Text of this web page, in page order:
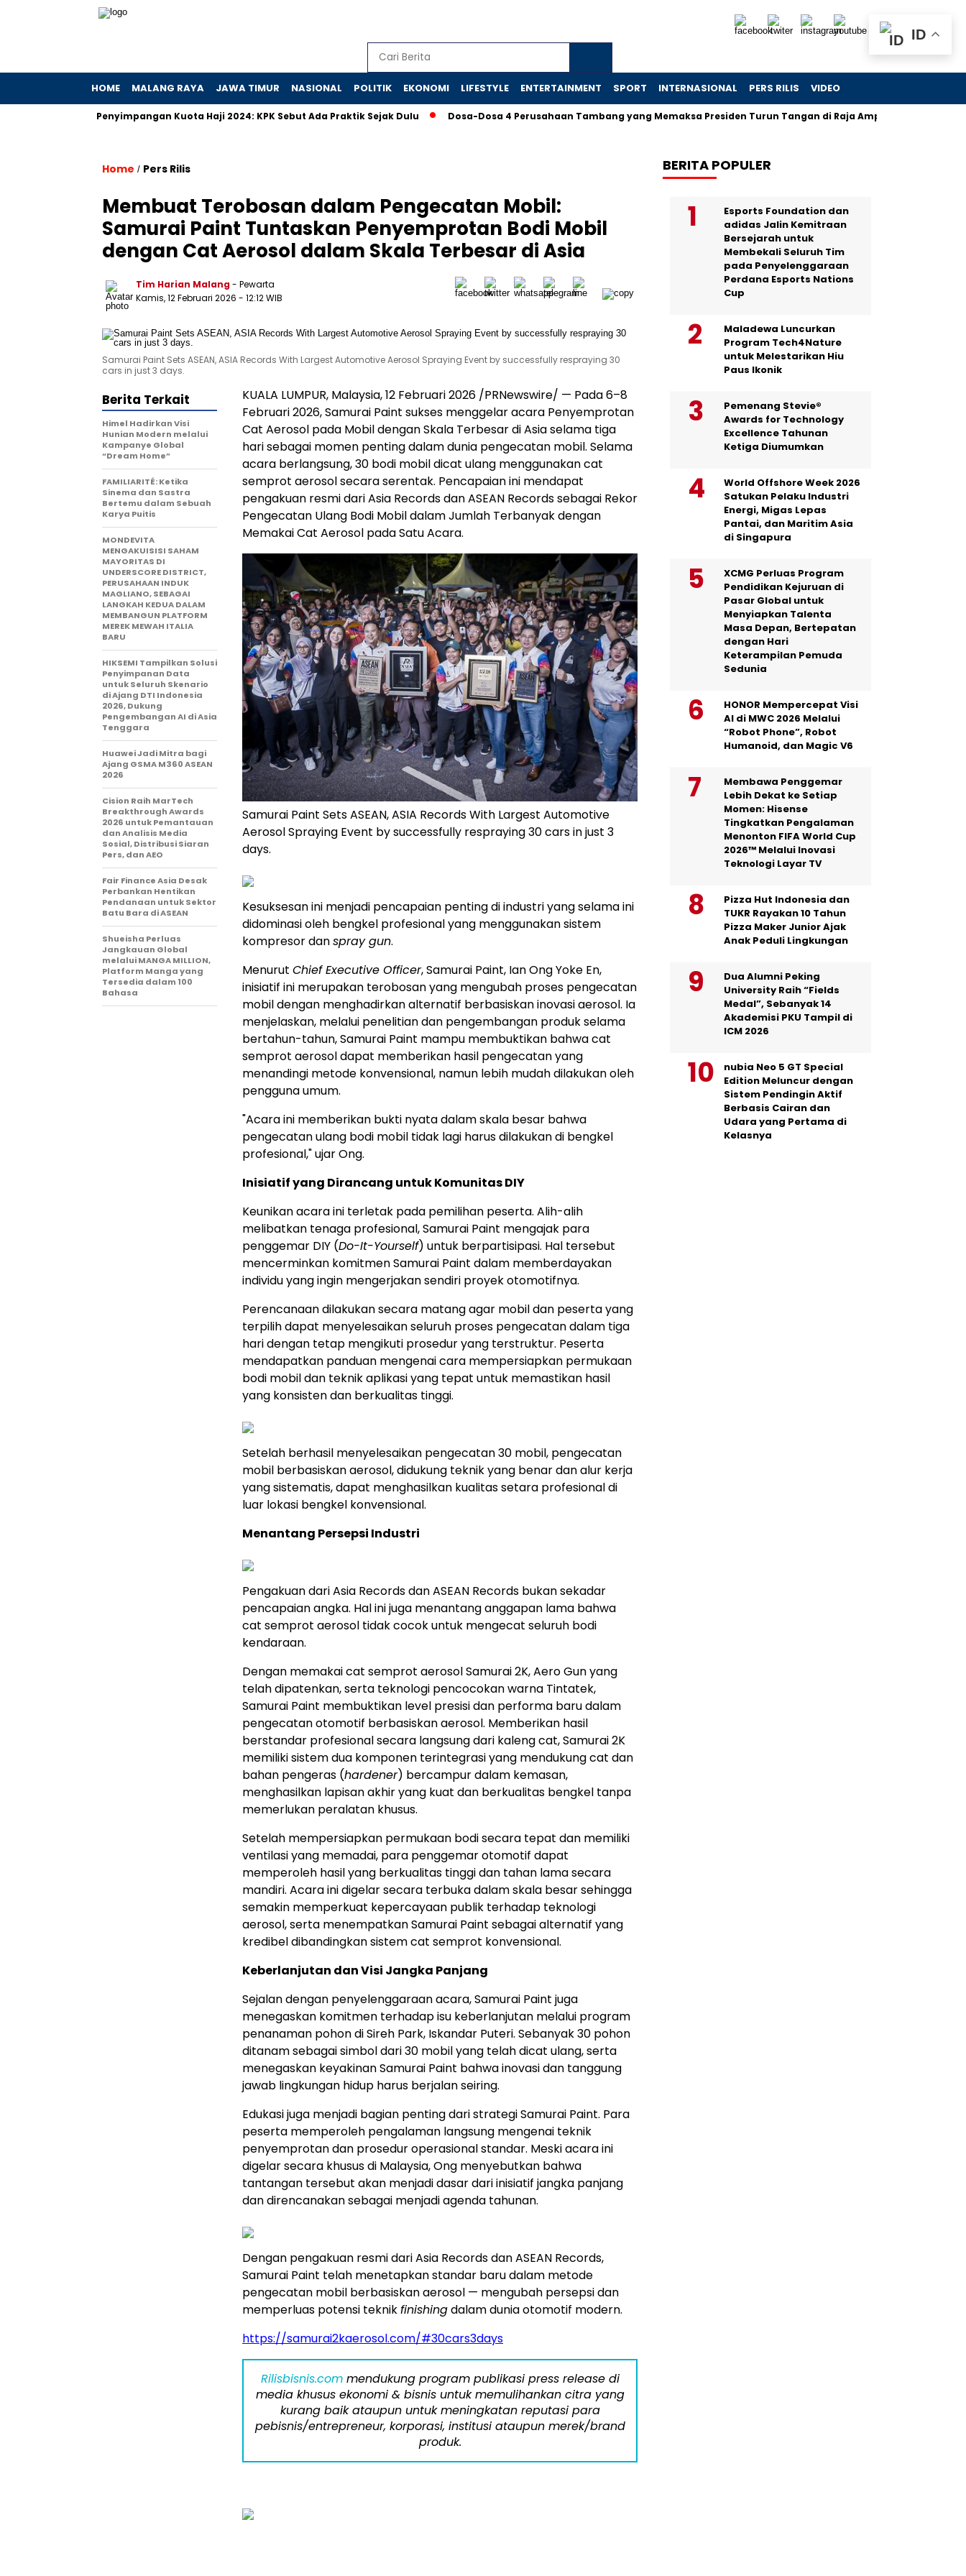
HOME MALANG RAYA JAWA TIMUR NASIONAL POLITIK EKONOMI LIFESTYLE ENTERTAINMENT SPORT INTERNASIONAL PERS RILIS VIDEO
Penyimpangan Kuota Haji 2024: KPK Sebut Ada Praktik Sejak Dulu Dosa-Dosa 4 Perusahaan Tambang yang Memaksa Presiden Turun Tangan di Raja Ampat
Home / Pers Rilis
Membuat Terobosan dalam Pengecatan Mobil:
Samurai Paint Tuntaskan Penyemprotan Bodi Mobil
dengan Cat Aerosol dalam Skala Terbesar di Asia
Tim Harian Malang- Pewarta
Kamis, 12 Februari 2026 - 12:12 WIB
Samurai Paint Sets ASEAN, ASIA Records With Largest Automotive Aerosol Spraying Event by successfully respraying 30
cars in just 3 days.
KUALA LUMPUR, Malaysia, 12 Februari 2026 /PRNewswire/ — Pada 6–8
Februari 2026, Samurai Paint sukses menggelar acara Penyemprotan
Cat Aerosol pada Mobil dengan Skala Terbesar di Asia selama tiga
hari sebagai momen penting dalam dunia pengecatan mobil. Selama
acara berlangsung, 30 bodi mobil dicat ulang menggunakan cat
semprot aerosol secara serentak. Pencapaian ini mendapat
pengakuan resmi dari Asia Records dan ASEAN Records sebagai Rekor
Pengecatan Ulang Bodi Mobil dalam Jumlah Terbanyak dengan
Memakai Cat Aerosol pada Satu Acara.
Samurai Paint Sets ASEAN, ASIA Records With Largest Automotive
Aerosol Spraying Event by successfully respraying 30 cars in just 3
days.
Kesuksesan ini menjadi pencapaian penting di industri yang selama ini
didominasi oleh bengkel profesional yang menggunakan sistem
kompresor danspray gun.
Menurut Chief Executive Officer, Samurai Paint, Ian Ong Yoke En,
inisiatif ini merupakan terobosan yang mengubah proses pengecatan
mobil dengan menghadirkan alternatif berbasiskan inovasi aerosol. Ia
menjelaskan, melalui penelitian dan pengembangan produk selama
bertahun-tahun, Samurai Paint mampu membuktikan bahwa cat
semprot aerosol dapat memberikan hasil pengecatan yang
menandingi metode konvensional, namun lebih mudah dilakukan oleh
pengguna umum.
"Acara ini memberikan bukti nyata dalam skala besar bahwa
pengecatan ulang bodi mobil tidak lagi harus dilakukan di bengkel
profesional," ujar Ong.
Inisiatif yang Dirancang untuk Komunitas DIY
Keunikan acara ini terletak pada pemilihan peserta. Alih-alih
melibatkan tenaga profesional, Samurai Paint mengajak para
penggemar DIY (Do-It-Yourself) untuk berpartisipasi. Hal tersebut
mencerminkan komitmen Samurai Paint dalam memberdayakan
individu yang ingin mengerjakan sendiri proyek otomotifnya.
Perencanaan dilakukan secara matang agar mobil dan peserta yang
terpilih dapat menyelesaikan seluruh proses pengecatan dalam tiga
hari dengan tetap mengikuti prosedur yang terstruktur. Peserta
mendapatkan panduan mengenai cara mempersiapkan permukaan
bodi mobil dan teknik aplikasi yang tepat untuk memastikan hasil
yang konsisten dan berkualitas tinggi.
Setelah berhasil menyelesaikan pengecatan 30 mobil, pengecatan
mobil berbasiskan aerosol, didukung teknik yang benar dan alur kerja
yang sistematis, dapat menghasilkan kualitas setara profesional di
luar lokasi bengkel konvensional.
Menantang Persepsi Industri
Pengakuan dari Asia Records dan ASEAN Records bukan sekadar
pencapaian angka. Hal ini juga menantang anggapan lama bahwa
cat semprot aerosol tidak cocok untuk mengecat seluruh bodi
kendaraan.
Dengan memakai cat semprot aerosol Samurai 2K, Aero Gun yang
telah dipatenkan, serta teknologi pencocokan warna Tintatek,
Samurai Paint membuktikan level presisi dan performa baru dalam
pengecatan otomotif berbasiskan aerosol. Memberikan hasil
berstandar profesional secara langsung dari kaleng cat, Samurai 2K
memiliki sistem dua komponen terintegrasi yang mendukung cat dan
bahan pengeras (hardener) bercampur dalam kemasan,
menghasilkan lapisan akhir yang kuat dan berkualitas bengkel tanpa
memerlukan peralatan khusus.
Setelah mempersiapkan permukaan bodi secara tepat dan memiliki
ventilasi yang memadai, para penggemar otomotif dapat
memperoleh hasil yang berkualitas tinggi dan tahan lama secara
mandiri. Acara ini digelar secara terbuka dalam skala besar sehingga
semakin memperkuat kepercayaan publik terhadap teknologi
aerosol, serta menempatkan Samurai Paint sebagai alternatif yang
kredibel dibandingkan sistem cat semprot konvensional.
Keberlanjutan dan Visi Jangka Panjang
Sejalan dengan penyelenggaraan acara, Samurai Paint juga
menegaskan komitmen terhadap isu keberlanjutan melalui program
penanaman pohon di Sireh Park, Iskandar Puteri. Sebanyak 30 pohon
ditanam sebagai simbol dari 30 mobil yang telah dicat ulang, serta
menegaskan keyakinan Samurai Paint bahwa inovasi dan tanggung
jawab lingkungan hidup harus berjalan seiring.
Edukasi juga menjadi bagian penting dari strategi Samurai Paint. Para
peserta memperoleh pengalaman langsung mengenai teknik
penyemprotan dan prosedur operasional standar. Meski acara ini
digelar secara khusus di Malaysia, Ong menyebutkan bahwa
tantangan tersebut akan menjadi dasar dari inisiatif jangka panjang
dan direncanakan sebagai menjadi agenda tahunan.
Dengan pengakuan resmi dari Asia Records dan ASEAN Records,
Samurai Paint telah menetapkan standar baru dalam metode
pengecatan mobil berbasiskan aerosol — mengubah persepsi dan
memperluas potensi teknikfinishingdalam dunia otomotif modern.
https://samurai2kaerosol.com/#30cars3days
Rilisbisnis.commendukung program publikasi press release di
media khusus ekonomi & bisnis untuk memulihankan citra yang
kurang baik ataupun untuk meningkatan reputasi para
pebisnis/entrepreneur, korporasi, institusi ataupun merek/brand
produk.
Berita Terkait
Himel Hadirkan Visi
Hunian Modern melalui
Kampanye Global
“Dream Home”
FAMILIARITÉ: Ketika
Sinema dan Sastra
Bertemu dalam Sebuah
Karya Puitis
MONDEVITA
MENGAKUISISI SAHAM
MAYORITAS DI
UNDERSCORE DISTRICT,
PERUSAHAAN INDUK
MAGLIANO, SEBAGAI
LANGKAH KEDUA DALAM
MEMBANGUN PLATFORM
MEREK MEWAH ITALIA
BARU
HIKSEMI Tampilkan Solusi
Penyimpanan Data
untuk Seluruh Skenario
di Ajang DTI Indonesia
2026, Dukung
Pengembangan AI di Asia
Tenggara
Huawei Jadi Mitra bagi
Ajang GSMA M360 ASEAN
2026
Cision Raih MarTech
Breakthrough Awards
2026 untuk Pemantauan
dan Analisis Media
Sosial, Distribusi Siaran
Pers, dan AEO
Fair Finance Asia Desak
Perbankan Hentikan
Pendanaan untuk Sektor
Batu Bara di ASEAN
Shueisha Perluas
Jangkauan Global
melalui MANGA MILLION,
Platform Manga yang
Tersedia dalam 100
Bahasa
BERITA POPULER
Esports Foundation dan
adidas Jalin Kemitraan
Bersejarah untuk
Membekali Seluruh Tim
pada Penyelenggaraan
Perdana Esports Nations
Cup
Maladewa Luncurkan
Program Tech4Nature
untuk Melestarikan Hiu
Paus Ikonik
Pemenang Stevie®
Awards for Technology
Excellence Tahunan
Ketiga Diumumkan
World Offshore Week 2026
Satukan Pelaku Industri
Energi, Migas Lepas
Pantai, dan Maritim Asia
di Singapura
XCMG Perluas Program
Pendidikan Kejuruan di
Pasar Global untuk
Menyiapkan Talenta
Masa Depan, Bertepatan
dengan Hari
Keterampilan Pemuda
Sedunia
HONOR Mempercepat Visi
AI di MWC 2026 Melalui
“Robot Phone”, Robot
Humanoid, dan Magic V6
Membawa Penggemar
Lebih Dekat ke Setiap
Momen: Hisense
Tingkatkan Pengalaman
Menonton FIFA World Cup
2026™ Melalui Inovasi
Teknologi Layar TV
Pizza Hut Indonesia dan
TUKR Rayakan 10 Tahun
Pizza Maker Junior Ajak
Anak Peduli Lingkungan
Dua Alumni Peking
University Raih “Fields
Medal”, Sebanyak 14
Akademisi PKU Tampil di
ICM 2026
nubia Neo 5 GT Special
Edition Meluncur dengan
Sistem Pendingin Aktif
Berbasis Cairan dan
Udara yang Pertama di
Kelasnya
ID